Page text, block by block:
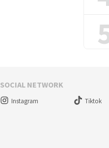
SOCIAL NETWORK
Instagram Tiktok